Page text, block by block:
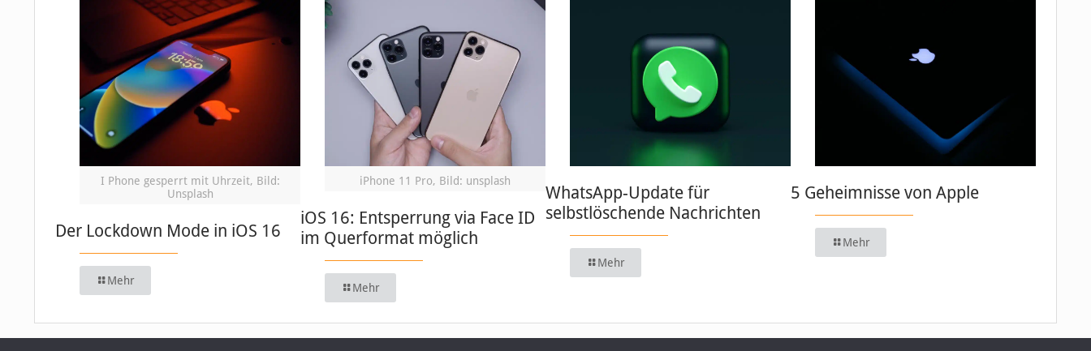
I Phone gesperrt mit Uhrzeit, Bild:
Unsplash
Der Lockdown Mode in iOS 16
Mehr
iPhone 11 Pro, Bild: unsplash
iOS 16: Entsperrung via Face ID
im Querformat möglich
Mehr
WhatsApp-Update für
selbstlöschende Nachrichten
Mehr
5 Geheimnisse von Apple
Mehr